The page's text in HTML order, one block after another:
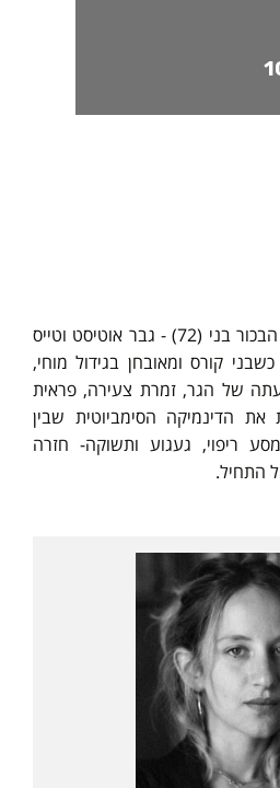
מרים (63) חיה עם אחיה הבכור בני (72) - גבר אוטיסט וטייס
קורס ומאובחן בגידול מוחי,
של הגר, זמרת צעירה, פראית
הדינמיקה הסימביוטית שבין
ריפוי, געגוע ותשוקה- חזרה
התחיל.